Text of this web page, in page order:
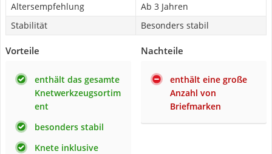
Altersempfehlung
Ab 3 Jahren
Stabilität
Besonders stabil
Vorteile
enthält das gesamte
Knetwerkzeugsortim
ent
besonders stabil
Knete inklusive
Nachteile
enthält eine große
Anzahl von
Briefmarken